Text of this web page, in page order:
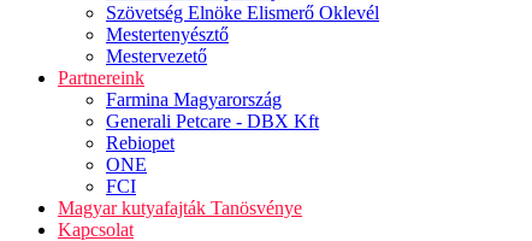
Szövetség Elnöke Elismerő Oklevél
Mestertenyésztő
Mestervezető
Partnereink
Farmina Magyarország
Generali Petcare - DBX Kft
Rebiopet
ONE
FCI
Magyar kutyafajták Tanösvénye
Kapcsolat